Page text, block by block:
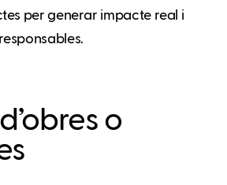
per generar impacte real i
o